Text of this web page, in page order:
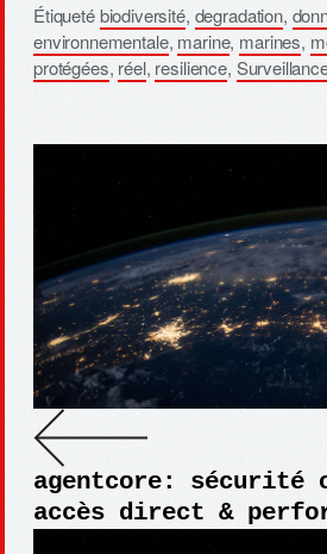
Étiquetébiodiversité, degradation,
environnementale, marine, marines,
protégées, réel, resilience,
agentcore: sécurité
accès direct &